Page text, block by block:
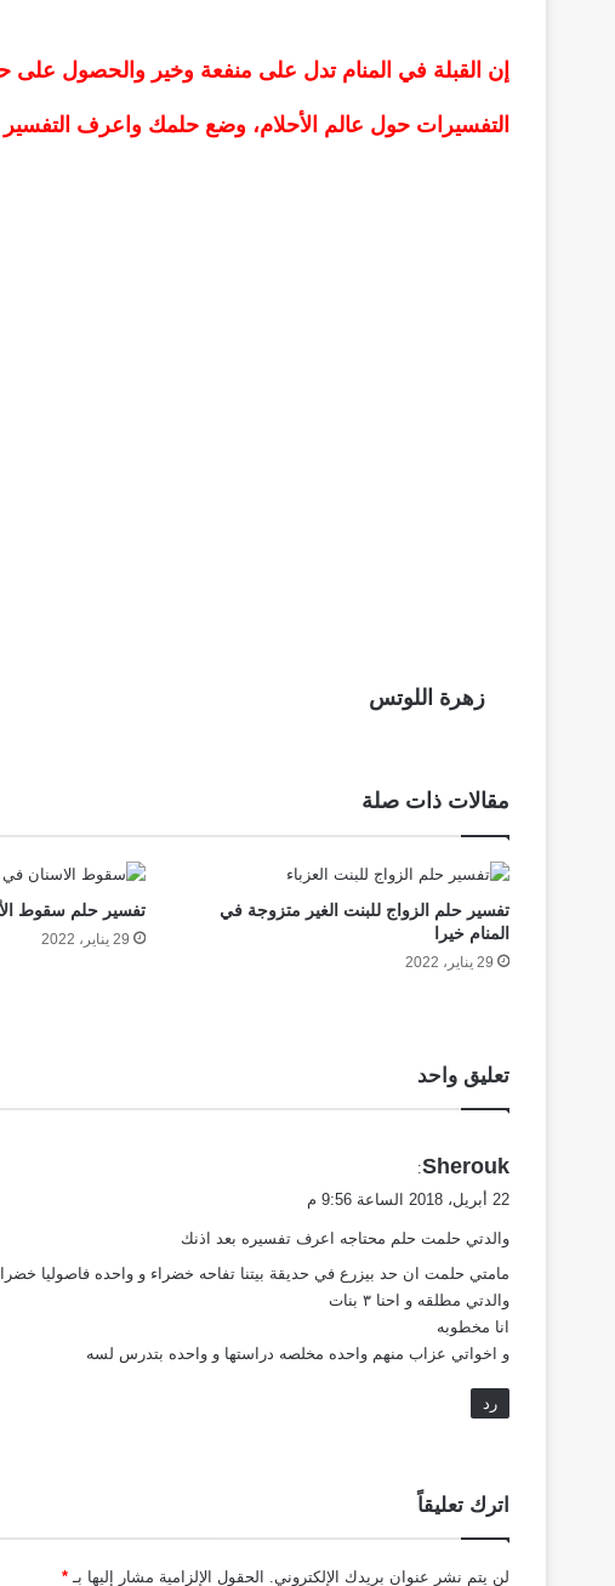
إن القبلة في المنام تدل على منفعة وخير والحصول على
التفسيرات حول عالم الأحلام، وضع حلمك واعرف
زهرة اللوتس
مقالات ذات صلة
تفسير حلم الزواج للبنت الغير متزوجة في
المنام خيرا
29 يناير، 2022
تفسير حلم سقوط
29 يناير، 2022
تعليق واحد
ي
ق
ل
Sherouk
:
22 أبريل، 2018 الساعة 9:56 م
والدتي حلمت حلم محتاجه اعرف تفسيره بعد اذنك
مامتي حلمت ان حد بيزرع في حديقة بيتنا تفاحه خضراء و واحده فاصوليا خضراء و ٣ لمونات خضراء برضه و كلهم كان شكلهم حلو اوي في
والدتي مطلقه و احنا ٣ بنات
انا مخطوبه
و اخواتي عزاب منهم واحده مخلصه دراستها و واحده بتدرس لسه
رد
اترك تعليقاً
لن يتم نشر عنوان بريدك الإلكتروني. الحقول الإلزامية مشار إليها بـ *